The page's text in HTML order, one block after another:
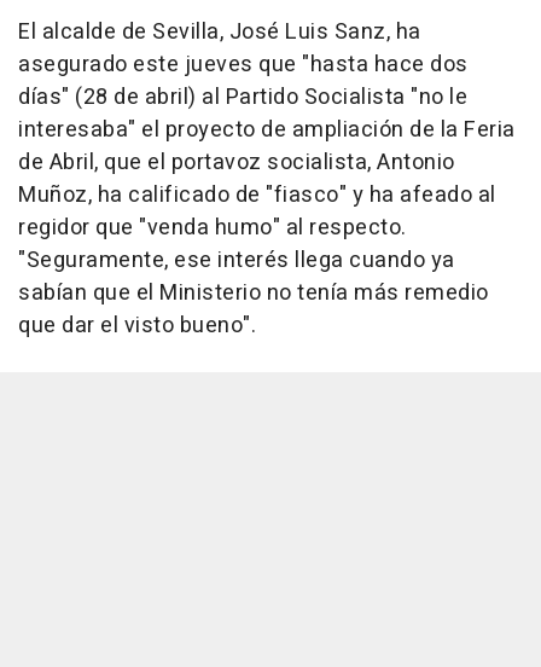
El alcalde de Sevilla, José Luis Sanz, ha
asegurado este jueves que "hasta hace dos
días" (28 de abril) al Partido Socialista "no le
interesaba" el proyecto de ampliación de la Feria
de Abril, que el portavoz socialista, Antonio
Muñoz, ha calificado de "fiasco" y ha afeado al
regidor que "venda humo" al respecto.
"Seguramente, ese interés llega cuando ya
sabían que el Ministerio no tenía más remedio
que dar el visto bueno".